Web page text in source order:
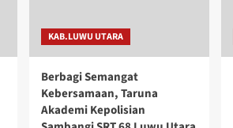
KAB.LUWU UTARA
Berbagi Semangat
Kebersamaan, Taruna
Akademi Kepolisian